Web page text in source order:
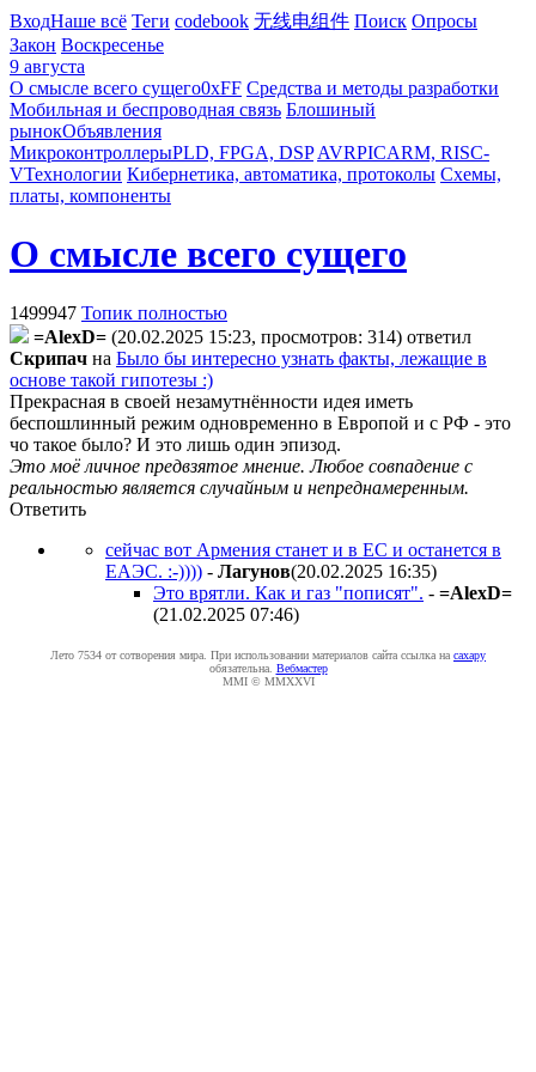
ВходНаше всё Теги codebook 无线电组件 Поиск Опросы
Закон Воскресенье
9 августа
О смысле всего сущего0xFF Средства и методы разработки
Мобильная и беспроводная связь Блошиный
рынокОбъявления
МикроконтроллерыPLD, FPGA, DSP AVRPICARM, RISC-
VТехнологии Кибернетика, автоматика, протоколы Схемы,
платы, компоненты
О смысле всего сущего
1499947 Топик полностью
=AlexD= (20.02.2025 15:23, просмотров: 314) ответил
Cкpипaч на Было бы интересно узнать факты, лежащие в
основе такой гипотезы :)
Прекрасная в своей незамутнённости идея иметь
беспошлинный режим одновременно в Европой и с РФ - это
чо такое было? И это лишь один эпизод.
Это моё личное предвзятое мнение. Любое совпадение с
реальностью является случайным и непреднамеренным.
Ответить
сейчас вот Армения станет и в ЕС и останется в
ЕАЭС. :-)))) - Лaгyнoв(20.02.2025 16:35)
Это врятли. Как и газ "пописят". - =AlexD=
(21.02.2025 07:46)
Лето 7534 от сотворения мира. При использовании материалов сайта ссылка на caxapу
обязательна. Вебмастер
MMI © MMXXVI